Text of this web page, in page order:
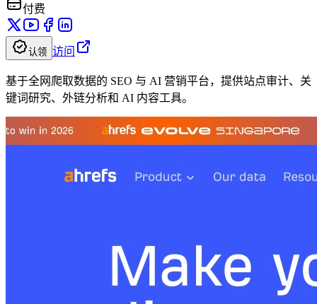
付费
认领 访问
基于全网爬取数据的 SEO 与 AI 营销平台，提供站点审计、关
键词研究、外链分析和 AI 内容工具。